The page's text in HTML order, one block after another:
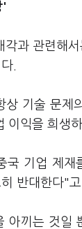
'
과 관련해
.
기술 문
익을 희생
국 기업 제
반대한다"
아끼는 것